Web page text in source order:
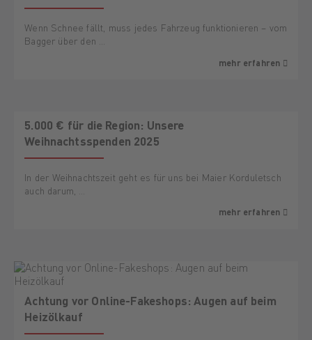
Wenn Schnee fällt, muss jedes Fahrzeug funktionieren – vom
Bagger über den …
mehr erfahren
5.000 € für die Region: Unsere
Weihnachtsspenden 2025
In der Weihnachtszeit geht es für uns bei Maier Korduletsch
auch darum, …
mehr erfahren
Achtung vor Online-Fakeshops: Augen auf beim
Heizölkauf